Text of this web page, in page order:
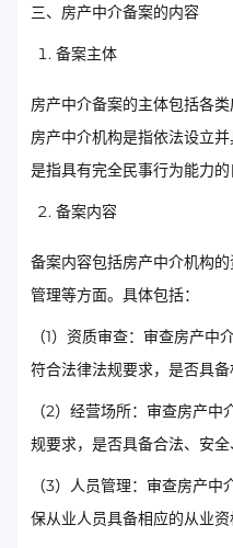
三、房产中介备案的内容
备案主体
房产中介备案的主体包括各
房产中介机构是指依法设立
是指具有完全民事行为能力的
备案内容
备案内容包括房产中介机构
管理等方面。具体包括：
（1）资质审查：审查房产
符合法律法规要求，是否具备
（2）经营场所：审查房产
规要求，是否具备合法、安全
（3）人员管理：审查房产
保从业人员具备相应的从业资